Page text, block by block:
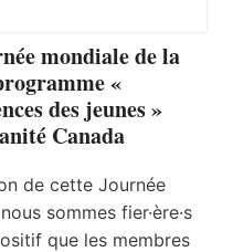
mondiale de la
«
des jeunes »
Canada
de cette Journée
sommes fier·ère·s
que les membres